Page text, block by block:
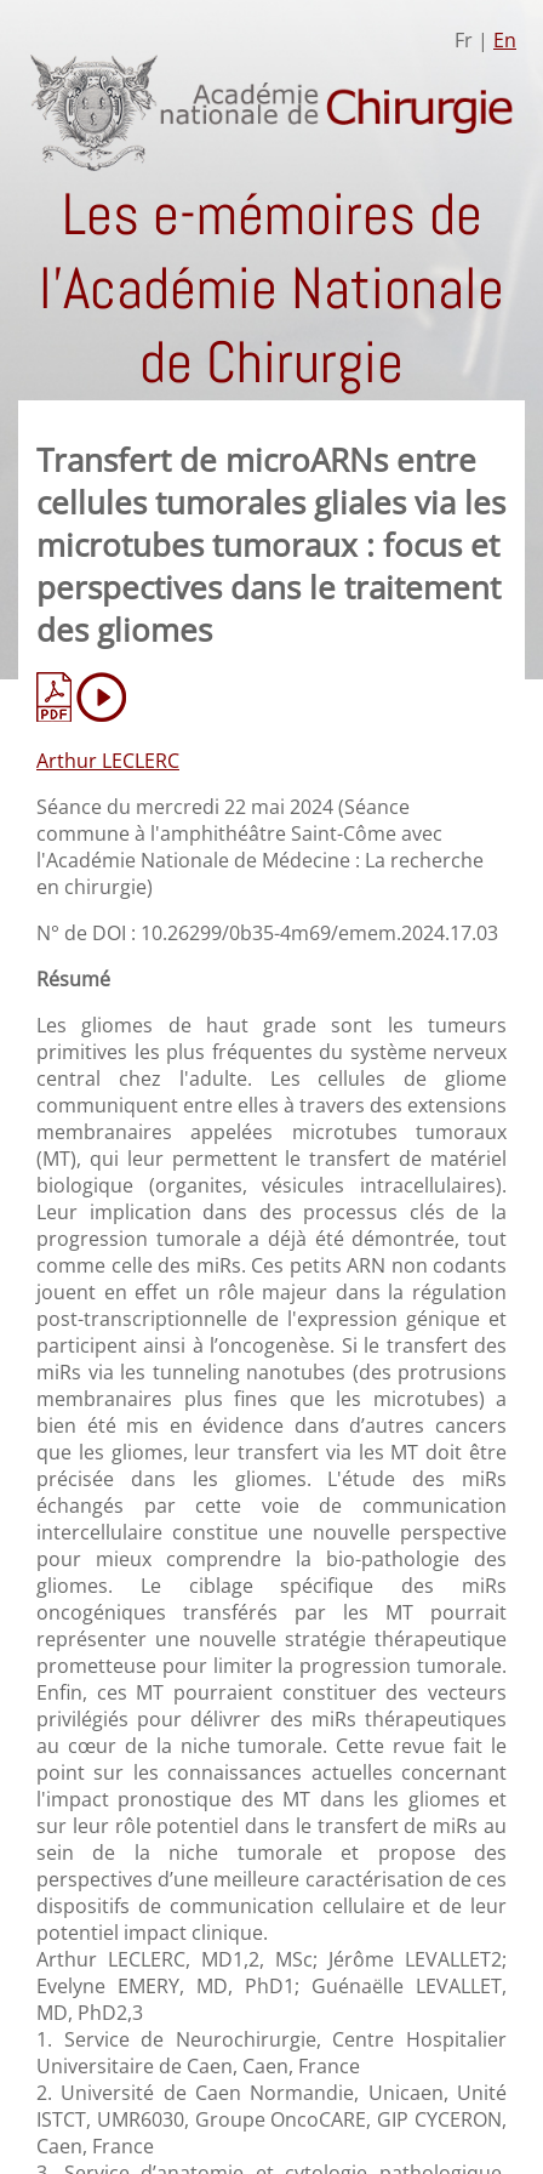
Fr | En
Les e-mémoires de
l'Académie Nationale
de Chirurgie
Transfert de microARNs entre
cellules tumorales gliales via les
microtubes tumoraux : focus et
perspectives dans le traitement
des gliomes
Arthur LECLERC
Séance du mercredi 22 mai 2024 (Séance
commune à l'amphithéâtre Saint-Côme avec
l'Académie Nationale de Médecine : La recherche
en chirurgie)
N° de DOI : 10.26299/0b35-4m69/emem.2024.17.03
Résumé
Les gliomes de haut grade sont les tumeurs
primitives les plus fréquentes du système nerveux
central chez l'adulte. Les cellules de gliome
communiquent entre elles à travers des extensions
membranaires appelées microtubes tumoraux
(MT), qui leur permettent le transfert de matériel
biologique (organites, vésicules intracellulaires).
Leur implication dans des processus clés de la
progression tumorale a déjà été démontrée, tout
comme celle des miRs. Ces petits ARN non codants
jouent en effet un rôle majeur dans la régulation
post-transcriptionnelle de l'expression génique et
participent ainsi à l’oncogenèse. Si le transfert des
miRs via les tunneling nanotubes (des protrusions
membranaires plus fines que les microtubes) a
bien été mis en évidence dans d’autres cancers
que les gliomes, leur transfert via les MT doit être
précisée dans les gliomes. L'étude des miRs
échangés par cette voie de communication
intercellulaire constitue une nouvelle perspective
pour mieux comprendre la bio-pathologie des
gliomes. Le ciblage spécifique des miRs
oncogéniques transférés par les MT pourrait
représenter une nouvelle stratégie thérapeutique
prometteuse pour limiter la progression tumorale.
Enfin, ces MT pourraient constituer des vecteurs
privilégiés pour délivrer des miRs thérapeutiques
au cœur de la niche tumorale. Cette revue fait le
point sur les connaissances actuelles concernant
l'impact pronostique des MT dans les gliomes et
sur leur rôle potentiel dans le transfert de miRs au
sein de la niche tumorale et propose des
perspectives d’une meilleure caractérisation de ces
dispositifs de communication cellulaire et de leur
potentiel impact clinique.
Arthur LECLERC, MD1,2, MSc; Jérôme LEVALLET2;
Evelyne EMERY, MD, PhD1; Guénaëlle LEVALLET,
MD, PhD2,3
1. Service de Neurochirurgie, Centre Hospitalier
Universitaire de Caen, Caen, France
2. Université de Caen Normandie, Unicaen, Unité
ISTCT, UMR6030, Groupe OncoCARE, GIP CYCERON,
Caen, France